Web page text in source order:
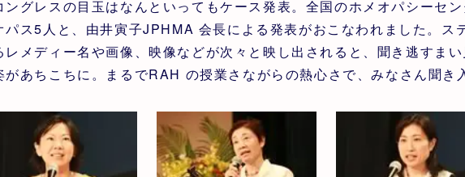
グレスの目玉はなんといってもケース発表。全国のホメオパシーセ
パス5人と、由井寅子JPHMA 会長による発表がおこなわれました。ス
レメディー名や画像、映像などが次々と映し出されると、聞き逃すま
があちこちに。まるでRAH の授業さながらの熱心さで、みなさん聞き